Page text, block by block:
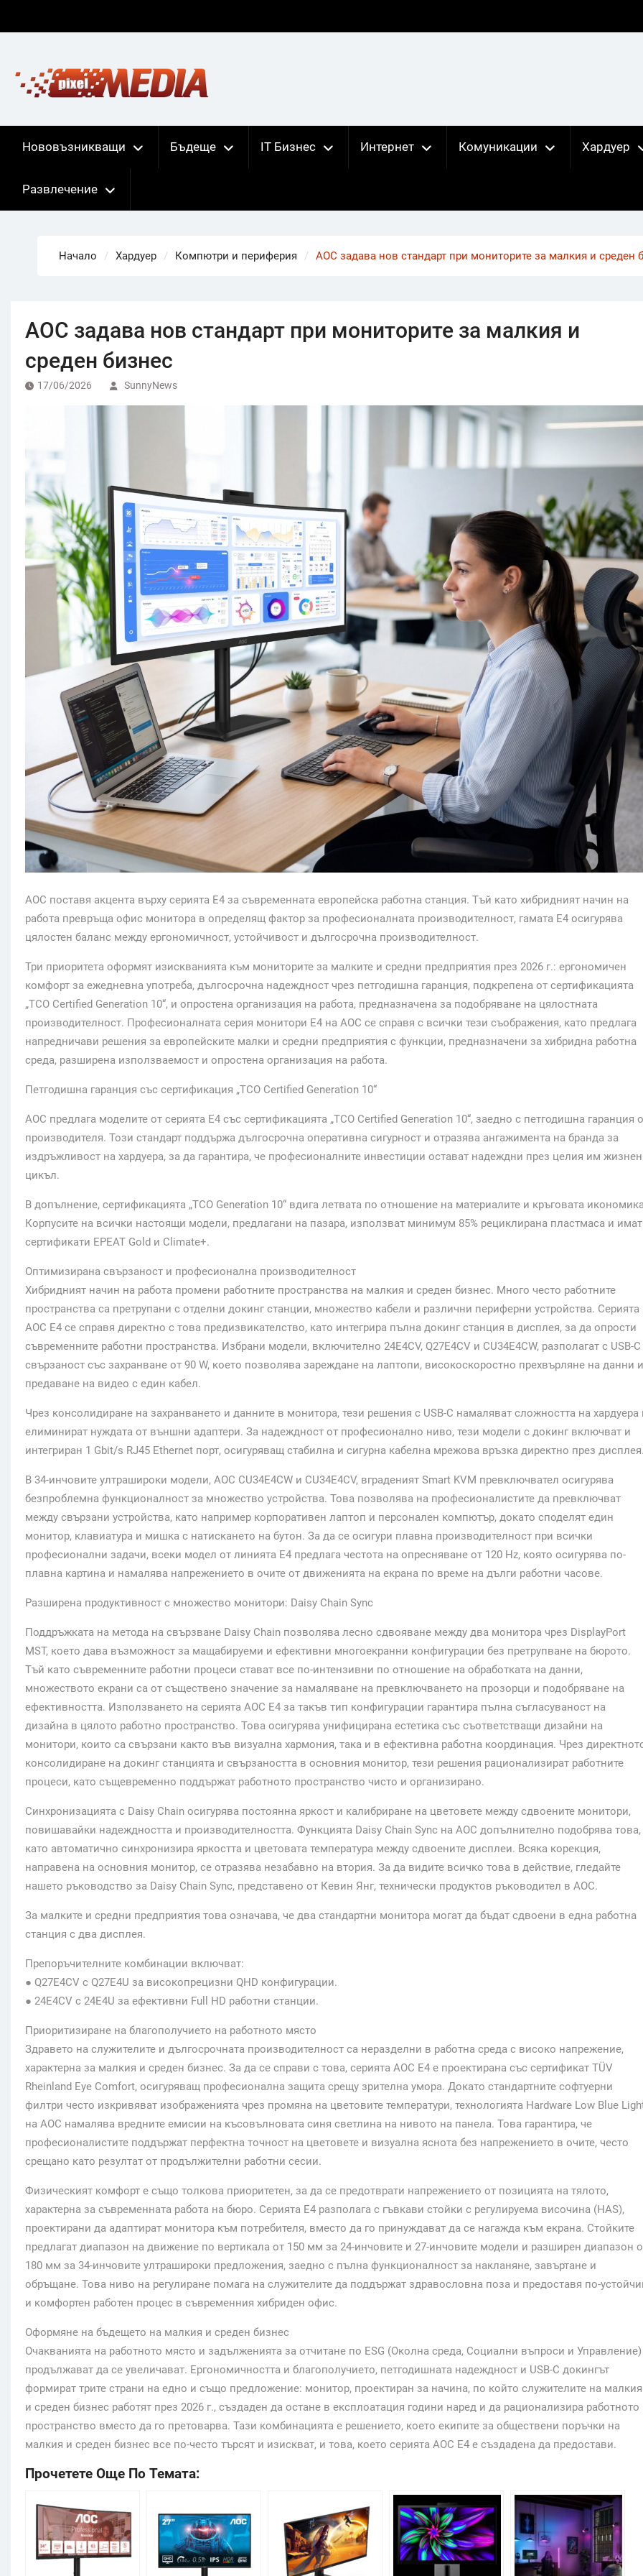
Нововъзникващи Бъдеще IT Бизнес Интернет Комуникации Хардуер
Развлечение
Начало Хардуер Компютри и периферия AOC задава нов стандарт при мониторите за малкия и среден
AOC задава нов стандарт при мониторите за малкия и
среден бизнес
17/06/2026 SunnyNews
AOC поставя акцента върху серията E4 за съвременната европейска работна станция. Тъй като хибридният начин на
работа превръща офис монитора в определящ фактор за професионалната производителност, гамата E4 осигурява
цялостен баланс между ергономичност, устойчивост и дългосрочна производителност.
Три приоритета оформят изискванията към мониторите за малките и средни предприятия през 2026 г.: ергономичен
комфорт за ежедневна употреба, дългосрочна надеждност чрез петгодишна гаранция, подкрепена от сертификацията
„TCO Certified Generation 10“, и опростена организация на работа, предназначена за подобряване на цялостната
производителност. Професионалната серия монитори E4 на AOC се справя с всички тези съображения, като предлага
напредничави решения за европейските малки и средни предприятия с функции, предназначени за хибридна работна
среда, разширена използваемост и опростена организация на работа.
Петгодишна гаранция със сертификация „TCO Certified Generation 10“
AOC предлага моделите от серията E4 със сертификацията „TCO Certified Generation 10“, заедно с петгодишна гаранция
производителя. Този стандарт поддържа дългосрочна оперативна сигурност и отразява ангажимента на бранда за
издръжливост на хардуера, за да гарантира, че професионалните инвестиции остават надеждни през целия им жизнен
цикъл.
В допълнение, сертификацията „TCO Generation 10“ вдига летвата по отношение на материалите и кръговата
Корпусите на всички настоящи модели, предлагани на пазара, използват минимум 85% рециклирана пластмаса и имат
сертификати EPEAT Gold и Climate+.
Оптимизирана свързаност и професионална производителност
Хибридният начин на работа промени работните пространства на малкия и среден бизнес. Много често работните
пространства са претрупани с отделни докинг станции, множество кабели и различни периферни устройства. Серията
AOC E4 се справя директно с това предизвикателство, като интегрира пълна докинг станция в дисплея, за да опрости
съвременните работни пространства. Избрани модели, включително 24E4CV, Q27E4CV и CU34E4CW, разполагат с USB-C
свързаност със захранване от 90 W, което позволява зареждане на лаптопи, високоскоростно прехвърляне на данни и
предаване на видео с един кабел.
Чрез консолидиране на захранването и данните в монитора, тези решения с USB-C намаляват сложността на хардуера
елиминират нуждата от външни адаптери. За надеждност от професионално ниво, тези модели с докинг включват и
интегриран 1 Gbit/s RJ45 Ethernet порт, осигуряващ стабилна и сигурна кабелна мрежова връзка директно през
В 34-инчовите ултрашироки модели, AOC CU34E4CW и CU34E4CV, вграденият Smart KVM превключвател осигурява
безпроблемна функционалност за множество устройства. Това позволява на професионалистите да превключват
между свързани устройства, като например корпоративен лаптоп и персонален компютър, докато споделят един
монитор, клавиатура и мишка с натискането на бутон. За да се осигури плавна производителност при всички
професионални задачи, всеки модел от линията E4 предлага честота на опресняване от 120 Hz, която осигурява по-
плавна картина и намалява напрежението в очите от движенията на екрана по време на дълги работни часове.
Разширена продуктивност с множество монитори: Daisy Chain Sync
Поддръжката на метода на свързване Daisy Chain позволява лесно сдвояване между два монитора чрез DisplayPort
MST, което дава възможност за мащабируеми и ефективни многоекранни конфигурации без претрупване на бюрото.
Тъй като съвременните работни процеси стават все по-интензивни по отношение на обработката на данни,
множеството екрани са от съществено значение за намаляване на превключването на прозорци и подобряване на
ефективността. Използването на серията AOC E4 за такъв тип конфигурации гарантира пълна съгласуваност на
дизайна в цялото работно пространство. Това осигурява унифицирана естетика със съответстващи дизайни на
монитори, които са свързани както във визуална хармония, така и в ефективна работна координация. Чрез
консолидиране на докинг станцията и свързаността в основния монитор, тези решения рационализират работните
процеси, като същевременно поддържат работното пространство чисто и организирано.
Синхронизацията с Daisy Chain осигурява постоянна яркост и калибриране на цветовете между сдвоените монитори,
повишавайки надеждността и производителността. Функцията Daisy Chain Sync на AOC допълнително подобрява това,
като автоматично синхронизира яркостта и цветовата температура между сдвоените дисплеи. Всяка корекция,
направена на основния монитор, се отразява незабавно на втория. За да видите всичко това в действие, гледайте
нашето ръководство за Daisy Chain Sync, представено от Кевин Янг, технически продуктов ръководител в AOC.
За малките и средни предприятия това означава, че два стандартни монитора могат да бъдат сдвоени в една работна
станция с два дисплея.
Препоръчителните комбинации включват:
● Q27E4CV с Q27E4U за високопрецизни QHD конфигурации.
● 24E4CV с 24E4U за ефективни Full HD работни станции.
Приоритизиране на благополучието на работното място
Здравето на служителите и дългосрочната производителност са неразделни в работна среда с високо напрежение,
характерна за малкия и среден бизнес. За да се справи с това, серията AOC E4 е проектирана със сертификат TÜV
Rheinland Eye Comfort, осигуряващ професионална защита срещу зрителна умора. Докато стандартните софтуерни
филтри често изкривяват изображенията чрез промяна на цветовите температури, технологията Hardware Low Blue
на AOC намалява вредните емисии на късовълновата синя светлина на нивото на панела. Това гарантира, че
професионалистите поддържат перфектна точност на цветовете и визуална яснота без напрежението в очите, често
срещано като резултат от продължителни работни сесии.
Физическият комфорт е също толкова приоритетен, за да се предотврати напрежението от позицията на тялото,
характерна за съвременната работа на бюро. Серията E4 разполага с гъвкави стойки с регулируема височина (HAS),
проектирани да адаптират монитора към потребителя, вместо да го принуждават да се нагажда към екрана. Стойките
предлагат диапазон на движение по вертикала от 150 мм за 24-инчовите и 27-инчовите модели и разширен диапазон
180 мм за 34-инчовите ултрашироки предложения, заедно с пълна функционалност за накланяне, завъртане и
обръщане. Това ниво на регулиране помага на служителите да поддържат здравословна поза и предоставя по-
и комфортен работен процес в съвременния хибриден офис.
Оформяне на бъдещето на малкия и среден бизнес
Очакванията на работното място и задълженията за отчитане по ESG (Околна среда, Социални въпроси и Управление)
продължават да се увеличават. Ергономичността и благополучието, петгодишната надеждност и USB-C докингът
формират трите страни на едно и също предложение: монитор, проектиран за начина, по който служителите на малкия
и среден бизнес работят през 2026 г., създаден да остане в експлоатация години наред и да рационализира работното
пространство вместо да го претоварва. Тази комбинацията е решението, което екипите за обществени поръчки на
малкия и среден бизнес все по-често търсят и изискват, и това, което серията AOC E4 е създадена да предостави.
Прочетете Още По Темата: